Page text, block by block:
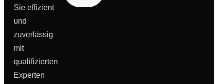
Sie effizient
und
zuverlässig
mit
qualifizierten
Experten